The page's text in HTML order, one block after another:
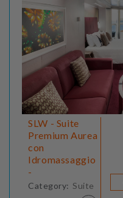
SLW - Suite
Premium Aurea
con
Idromassaggio
-
Category: Suite